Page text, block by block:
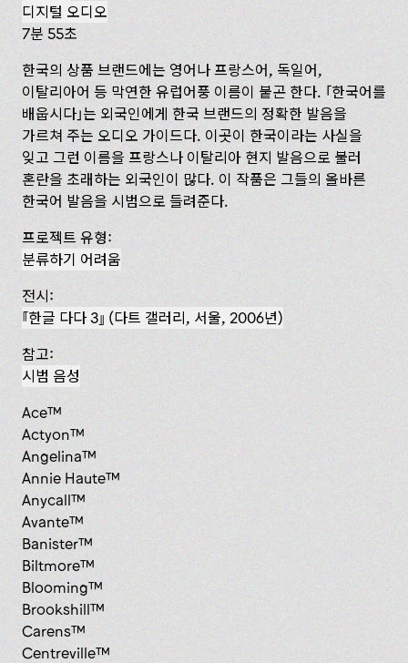
디지털 오디오
7분 55초
한국의 상품 브랜드에는 영어나 프랑스어, 독일어,
이탈리아어 등 막연한 유럽어풍 이름이 붙곤 한다. ‌
한국어를
배웁시다 는 외국인에게 한국 브랜드의 정확한 발음을
가르쳐 주는 오디오 가이드다. 이곳이 한국이라는 사실을
잊고 그런 이름을 프랑스나 이탈리아 현지 발음으로 불러
혼란을 초래하는 외국인이 많다. 이 작품은 그들의 올바른
한국어 발음을 시범으로 들려준다.
프로젝트 유형:
분류하기 어려움
전시:
한글 다다 3 (다트 갤러리, 서울, 2006년)
참고:
시범 음성
Ace™
Actyon™
Angelina™
Annie Haute™
Anycall™
Avante™
Banister™
Biltmore™
Blooming™
Brookshill™
Carens™
Centreville™